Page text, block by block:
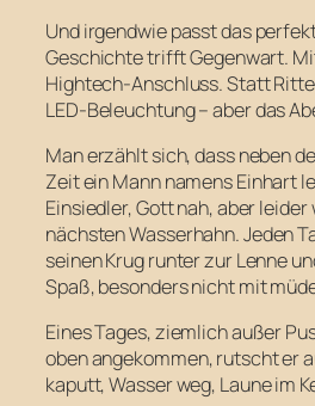
Und irgendwie passt das
Geschichte trifft Gegenwart.
Hightech-Anschluss. Statt
LED-Beleuchtung – aber das
Man erzählt sich, dass neben
Zeit ein Mann namens Einhart
Einsiedler, Gott nah, aber leider
nächsten Wasserhahn. Jeden
seinen Krug runter zur Lenne
Spaß, besonders nicht mit
Eines Tages, ziemlich außer
oben angekommen, rutscht er
kaputt, Wasser weg, Laune im